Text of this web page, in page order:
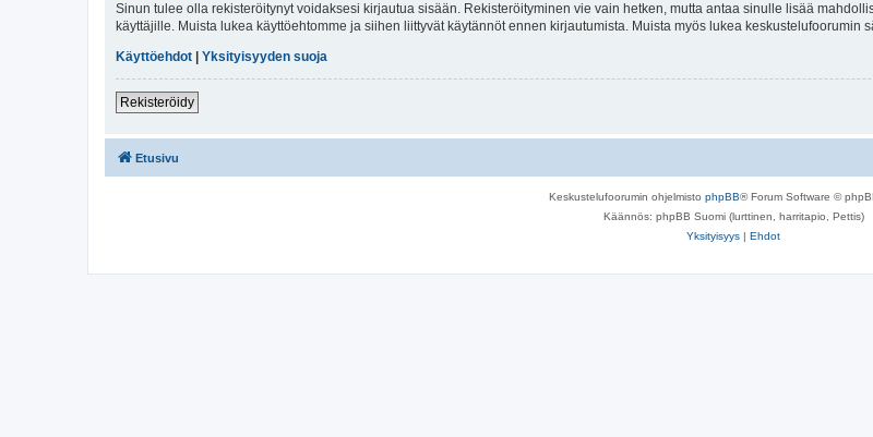
Sinun tulee olla rekisteröitynyt voidaksesi kirjautua sisään. Rekisteröityminen vie vain hetken, mutta antaa sinulle lisää
käyttäjille. Muista lukea käyttöehtomme ja siihen liittyvät käytännöt ennen kirjautumista. Muista myös lukea keskustelufoorumin
Käyttöehdot
Yksityisyyden suoja
Rekisteröidy
Etusivu
Keskustelufoorumin ohjelmisto phpBB® Forum Software ©
Käännös: phpBB Suomi (lurttinen, harritapio, Pettis)
Yksityisyys | Ehdot